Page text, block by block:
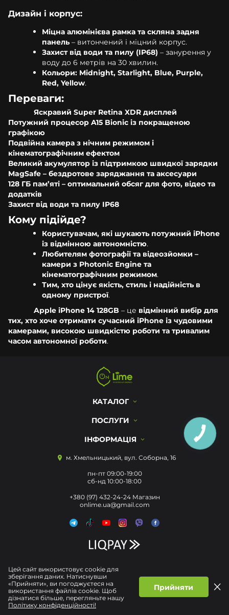
Дизайн і корпус:
Міцна алюмінієва рамка та скляна задня
панель – витончений і міцний корпус.
Захист від води та пилу (IP68) – занурення у
воду до 6 метрів на 30 хвилин.
Кольори: Midnight, Starlight, Blue, Purple,
Red, Yellow.
Переваги:
Яскравий Super Retina XDR дисплей
Потужний процесор A15 Bionic із покращеною
графікою
Подвійна камера з нічним режимом і
кінематографічним ефектом
Великий акумулятор із підтримкою швидкої зарядки
MagSafe – бездротове заряджання та аксесуари
128 ГБ пам’яті – оптимальний обсяг для фото, відео та
додатків
Захист від води та пилу IP68
Кому підійде?
Користувачам, які шукають потужний iPhone
із відмінною автономністю.
Любителям фотографії та відеозйомки –
камери з Photonic Engine та
кінематографічним режимом.
Тим, хто цінує якість, стиль і надійність в
одному пристрої.
Apple iPhone 14 128GB – це відмінний вибір для
тих, хто хоче отримати сучасний iPhone із чудовими
камерами, високою швидкістю роботи та тривалим
часом автономної роботи.
КАТАЛОГ
ПОСЛУГИ
ІНФОРМАЦІЯ
м. Хмельницький, вул. Соборна, 16
пн-пт 09:00-19:00
сб-нд 10:00-18:00
+380 (97) 432-24-24 Магазин
onlime.ua@gmail.com
Політика конфіденційності Договір публічної Оферти
Цей сайт використовує cookie для
зберігання даних. Натиснувши
«Прийняти», ви погоджуєтеся на
використання файлів cookie. Щоб
дізнатися більше, перегляньте нашу
Політику конфіденційності!
Прийняти